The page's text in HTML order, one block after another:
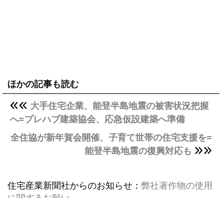
ほかの記事も読む
大手住宅企業、能登半島地震の被害状況把握
へ=プレハブ建築協会、応急仮設建築へ準備
全住協が新年賀会開催、子育て世帯の住宅支援を=
能登半島地震の復興対応も
住宅産業新聞社からのお知らせ： 弊社著作物の使用